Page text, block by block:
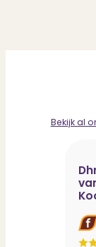
Bekijk al